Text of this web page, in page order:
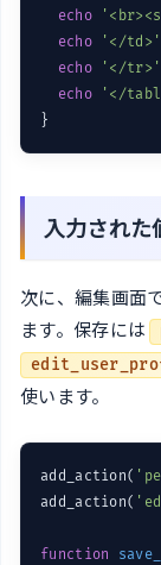
echo
echo
'</td>'
echo
'</tr>'
echo
'</
}
入力された
次に、編集画面
ます。保存には
使います。
add_action(
add_action(
function